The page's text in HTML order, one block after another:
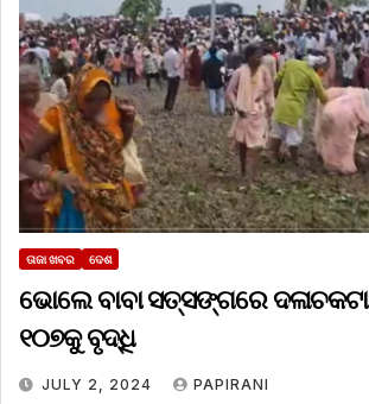
ତାଜା ଖବର ଦେଶ
ଭୋଲେ ବାବା ସତ୍‌ସଙ୍ଗରେ
୧୦୭କୁ ବୃଦ୍ଧି
JULY 2, 2024 PAPIRANI